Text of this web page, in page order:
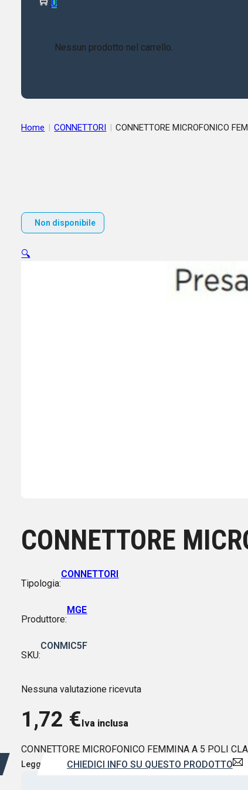
0
Nessun prodotto nel carrello.
Home | CONNETTORI | CONNETTORE
Non disponibile
🔍
CONNETTORE
Tipologia:
CONNETTORI
Produttore:
MGE
SKU:
CONMIC5F
Nessuna valutazione ricevuta
1,72 €Iva inclusa
CONNETTORE MICROFONICO FEMMINA A 5 POLI
Leggi di più CHIEDICI INFO SU QUESTO PRODOTTO